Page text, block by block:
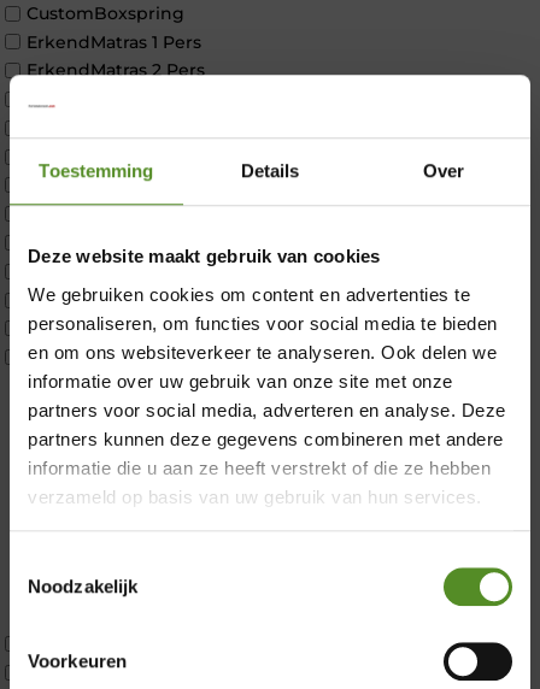
Toestemming Details Over
Deze website maakt gebruik van cookies
We gebruiken cookies om content en advertenties te
personaliseren, om functies voor social media te bieden
en om ons websiteverkeer te analyseren. Ook delen we
informatie over uw gebruik van onze site met onze
partners voor social media, adverteren en analyse. Deze
partners kunnen deze gegevens combineren met andere
informatie die u aan ze heeft verstrekt of die ze hebben
verzameld op basis van uw gebruik van hun services.
Noodzakelijk
Voorkeuren
CustomBoxspring
ErkendMatras 1 Pers
ErkendMatras 2 Pers
p350 1 Pers
p350 2 Pers
P650 25cm Tweepersoons een kern aanpasbaar
P650 Twijfelaar
Toppers
Maatvoering
1 persoon
2 personen
2 personen split
Twijfelaar
Latex
Tweepersoons 1 kern product